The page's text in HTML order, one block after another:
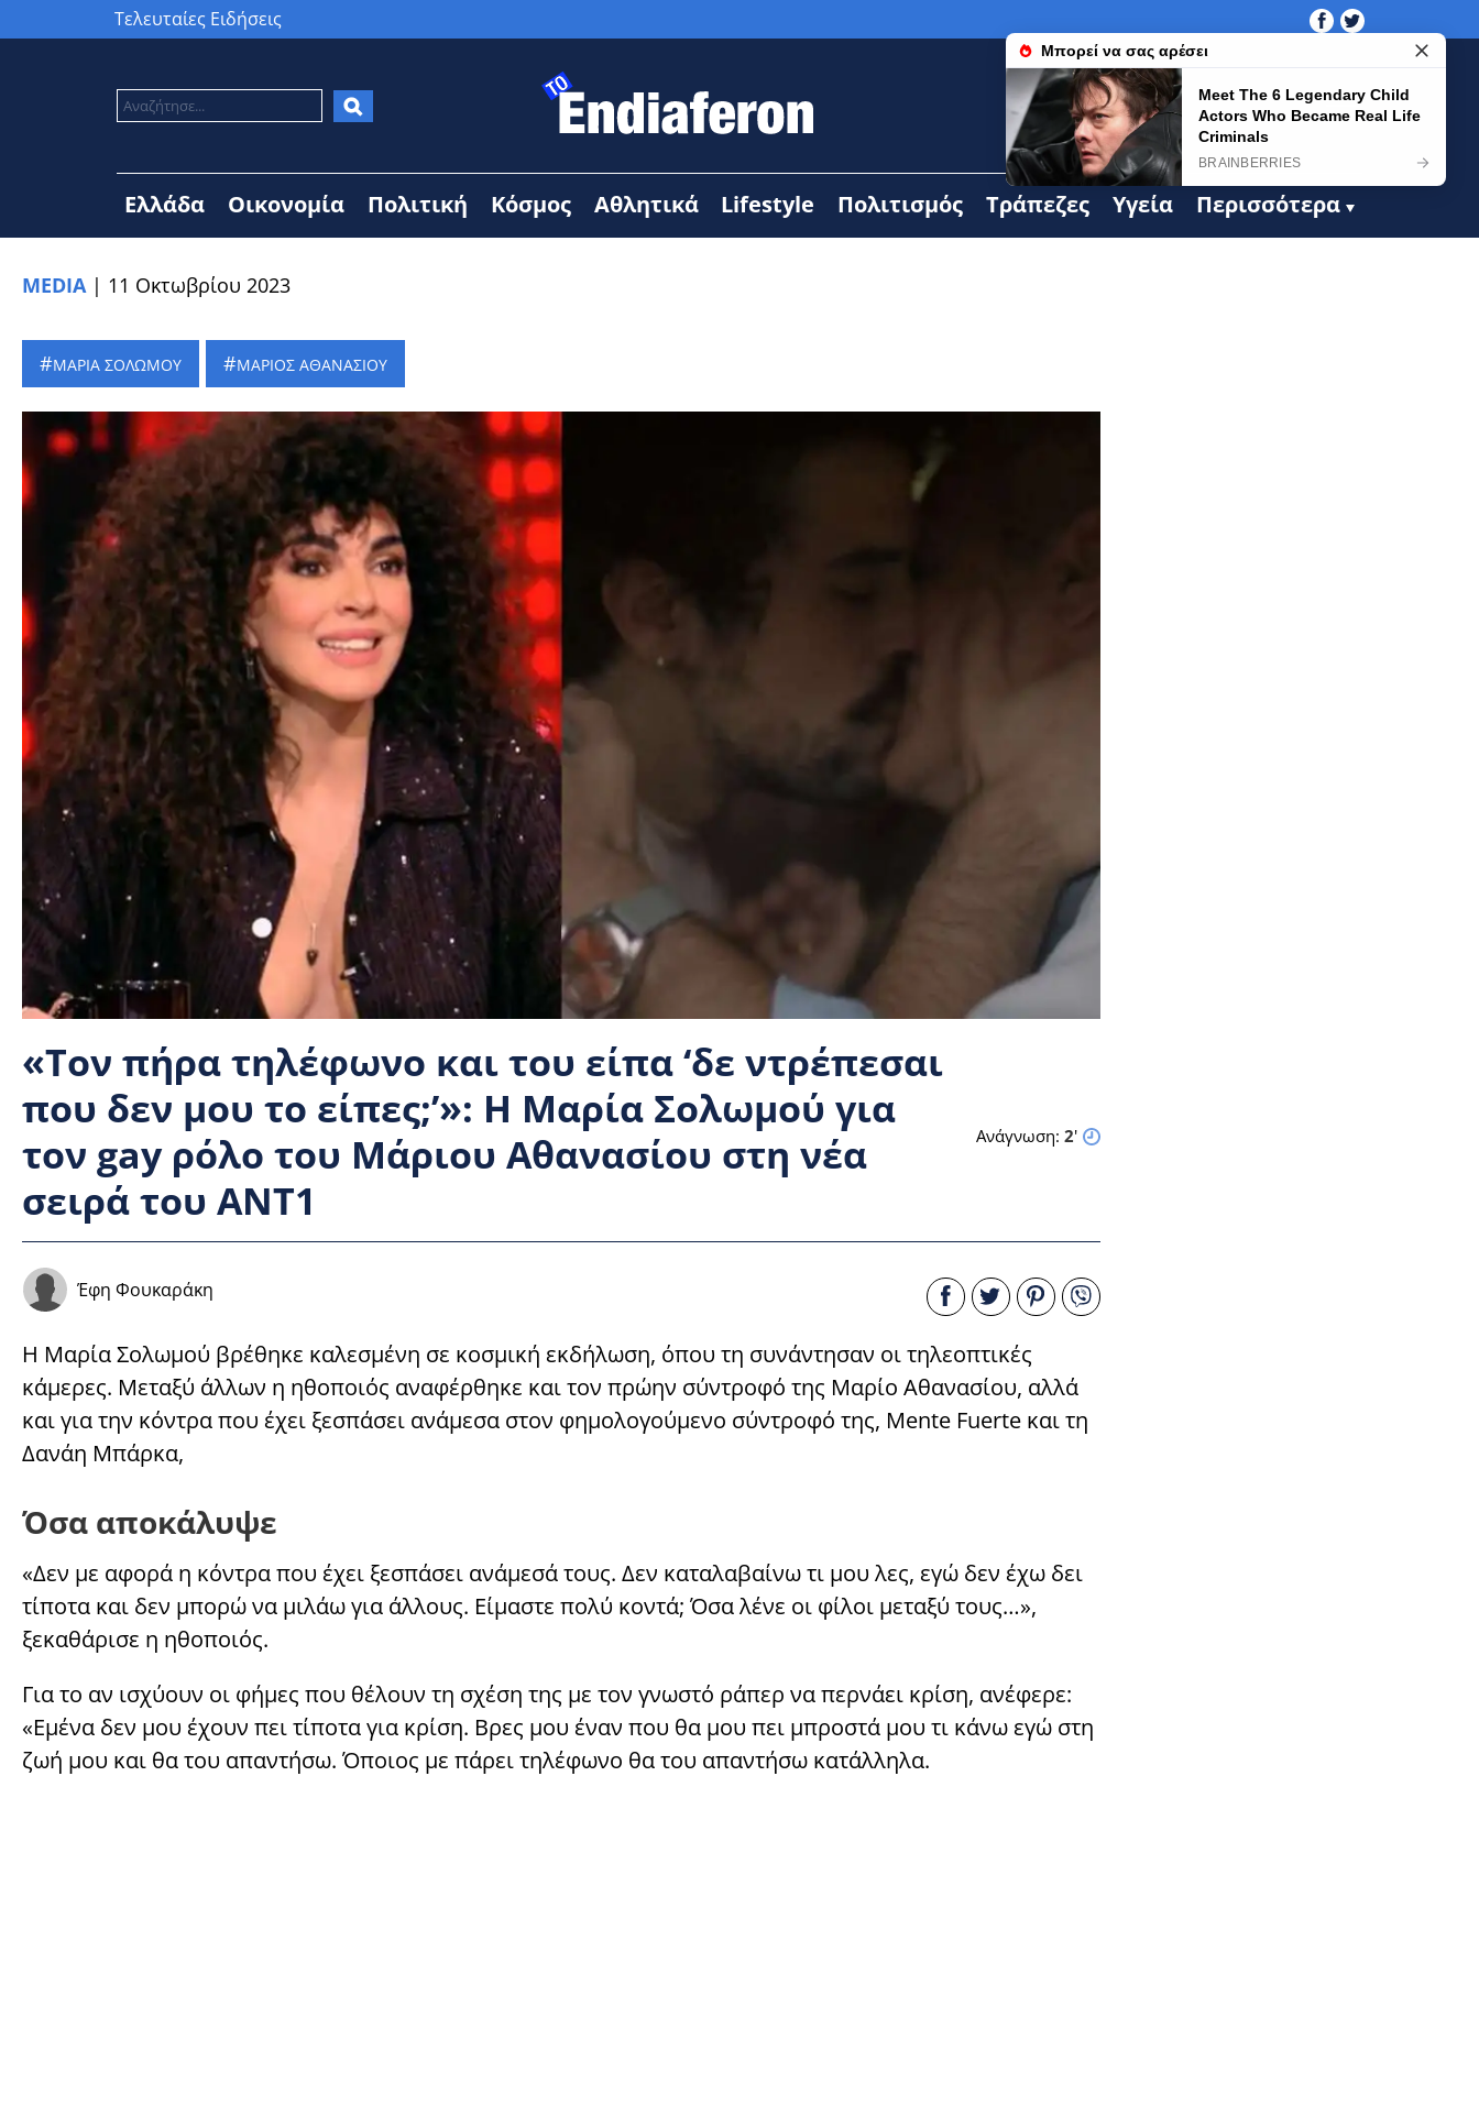
Τελευταίες Ειδήσεις
Ελλάδα Οικονομία Πολιτική Κόσμος Αθλητικά Lifestyle Πολιτισμός Τράπεζες Υγεία Περισσότερα
MEDIA| 11 Οκτωβρίου 2023
ΜΑΡΙΑ ΣΟΛΩΜΟΥ ΜΑΡΙΟΣ ΑΘΑΝΑΣΙΟΥ
«Τον πήρα τηλέφωνο και του είπα ‘δε ντρέπεσαι
που δεν μου το είπες;’»: H Mαρία Σολωμού για
τον gay ρόλο του Μάριου Αθανασίου στη νέα
σειρά του ΑΝΤ1
Ανάγνωση: 2'
Έφη Φουκαράκη
H Μαρία Σολωμού βρέθηκε καλεσμένη σε κοσμική εκδήλωση, όπου τη συνάντησαν οι τηλεοπτικές
κάμερες. Mεταξύ άλλων η ηθοποιός αναφέρθηκε και τον πρώην σύντροφό της Μαρίο Αθανασίου, αλλά
και για την κόντρα που έχει ξεσπάσει ανάμεσα στον φημολογούμενο σύντροφό της, Mente Fuerte και τη
Δανάη Μπάρκα,
Όσα αποκάλυψε
«Δεν με αφορά η κόντρα που έχει ξεσπάσει ανάμεσά τους. Δεν καταλαβαίνω τι μου λες, εγώ δεν έχω δει
τίποτα και δεν μπορώ να μιλάω για άλλους. Είμαστε πολύ κοντά; Όσα λένε οι φίλοι μεταξύ τους…»,
ξεκαθάρισε η ηθοποιός.
Για το αν ισχύουν οι φήμες που θέλουν τη σχέση της με τον γνωστό ράπερ να περνάει κρίση, ανέφερε:
«Εμένα δεν μου έχουν πει τίποτα για κρίση. Βρες μου έναν που θα μου πει μπροστά μου τι κάνω εγώ στη
ζωή μου και θα του απαντήσω. Όποιος με πάρει τηλέφωνο θα του απαντήσω κατάλληλα.